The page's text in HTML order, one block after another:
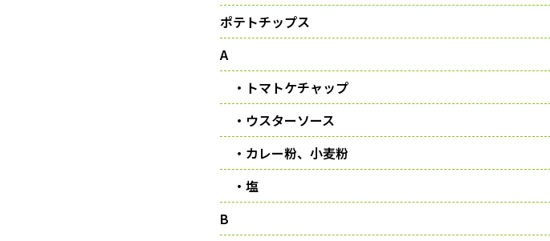
ポテトチップス
A
・トマトケチャップ
・ウスターソース
・カレー粉、小麦粉
・塩
B